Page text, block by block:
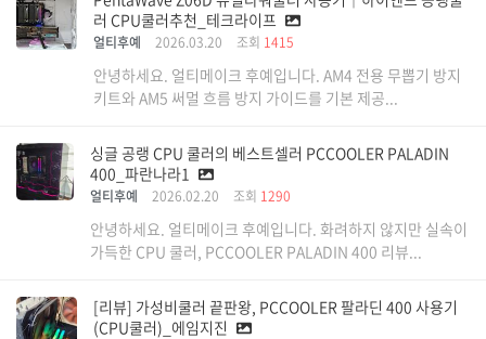
러 CPU쿨러추천_테크라이프
얼티후예 2026.03.20 조회 1415
안녕하세요. 얼티메이크 후예입니다. AM4 전용 무뽑기 방지
키트와 AM5 써멀 흐름 방지 가이드를 기본 제공...
싱글 공랭 CPU 쿨러의 베스트셀러 PCCOOLER PALADIN
400_파란나라1
얼티후예 2026.02.20 조회 1290
안녕하세요. 얼티메이크 후예입니다. 화려하지 않지만 실속이
가득한 CPU 쿨러, PCCOOLER PALADIN 400 리뷰...
[리뷰] 가성비쿨러 끝판왕, PCCOOLER 팔라딘 400 사용기
(CPU쿨러)_에임지진